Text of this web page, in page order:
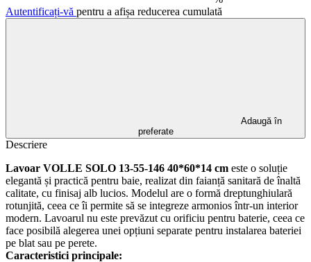
Autentificați-vă pentru a afișa reducerea cumulată
Adaugă în
preferate
Descriere
Lavoar VOLLE SOLO 13-55-146 40*60*14 cm este o soluție
elegantă și practică pentru baie, realizat din faianță sanitară de înaltă
calitate, cu finisaj alb lucios. Modelul are o formă dreptunghiulară
rotunjită, ceea ce îi permite să se integreze armonios într-un interior
modern. Lavoarul nu este prevăzut cu orificiu pentru baterie, ceea ce
face posibilă alegerea unei opțiuni separate pentru instalarea bateriei
pe blat sau pe perete.
Caracteristici principale: